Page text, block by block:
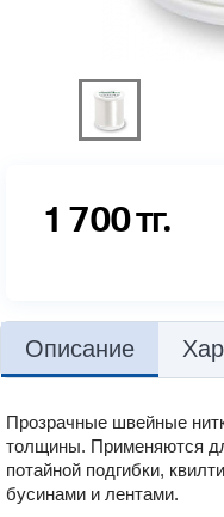
1 700тг.
Описание
Прозрачные швейные
толщины. Применяются
потайной подгибки,
бусинами и лентами.